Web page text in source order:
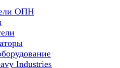
ОПН
Industries